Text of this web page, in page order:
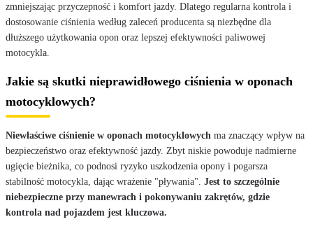
zmniejszając przyczepność i komfort jazdy. Dlatego regularna kontrola i
dostosowanie ciśnienia według zaleceń producenta są niezbędne dla
dłuższego użytkowania opon oraz lepszej efektywności paliwowej
motocykla.
Jakie są skutki nieprawidłowego ciśnienia w oponach
motocyklowych?
Niewłaściwe ciśnienie w oponach motocyklowych ma znaczący wpływ na
bezpieczeństwo oraz efektywność jazdy. Zbyt niskie powoduje nadmierne
ugięcie bieżnika, co podnosi ryzyko uszkodzenia opony i pogarsza
stabilność motocykla, dając wrażenie "pływania". Jest to szczególnie
niebezpieczne przy manewrach i pokonywaniu zakrętów, gdzie
kontrola nad pojazdem jest kluczowa.